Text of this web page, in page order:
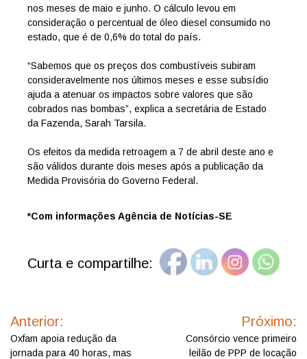
nos meses de maio e junho. O cálculo levou em
consideração o percentual de óleo diesel consumido no
estado, que é de 0,6% do total do país.
“Sabemos que os preços dos combustíveis subiram
consideravelmente nos últimos meses e esse subsídio
ajuda a atenuar os impactos sobre valores que são
cobrados nas bombas”, explica a secretária de Estado
da Fazenda, Sarah Tarsila.
Os efeitos da medida retroagem a 7 de abril deste ano e
são válidos durante dois meses após a publicação da
Medida Provisória do Governo Federal.
*Com informações Agência de Notícias-SE
Curta e compartilhe:
de
Anterior:
Oxfam apoia redução da
jornada para 40 horas, mas
Próximo:
Consórcio vence primeiro
leilão de PPP de locação